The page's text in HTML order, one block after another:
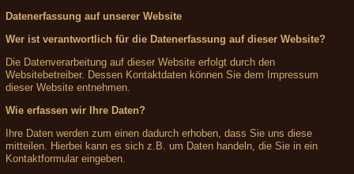
Datenerfassung auf unserer Website
Wer ist verantwortlich für die Datenerfassung auf dieser Website?
Die Datenverarbeitung auf dieser Website erfolgt durch den
Websitebetreiber. Dessen Kontaktdaten können Sie dem Impressum
dieser Website entnehmen.
Wie erfassen wir Ihre Daten?
Ihre Daten werden zum einen dadurch erhoben, dass Sie uns diese
mitteilen. Hierbei kann es sich z.B. um Daten handeln, die Sie in ein
Kontaktformular eingeben.